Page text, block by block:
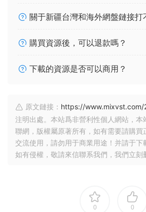
關于新疆台灣和海外網盤鏈接打
購買資源後，可以退款嗎？
下載的資源是否可以商用？
原文鏈接： https://www.mixvst.com/
注明出處。本站爲非營利性個人網站，本
聯網，版權屬原著所有，如有需要請購買
交流使用，請勿用于商業用途！并請于下
如有侵權，敬請來信聯系我們，我們立刻
0 0